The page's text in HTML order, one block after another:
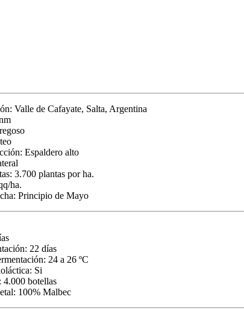
Valle de Cafayate, Salta, Argentina
Espaldero alto
3.700 plantas por ha.
ha.
Principio de Mayo
22 días
24 a 26 ºC
Si
4.000 botellas
100% Malbec